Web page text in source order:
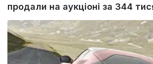
продали на аукціоні за 344